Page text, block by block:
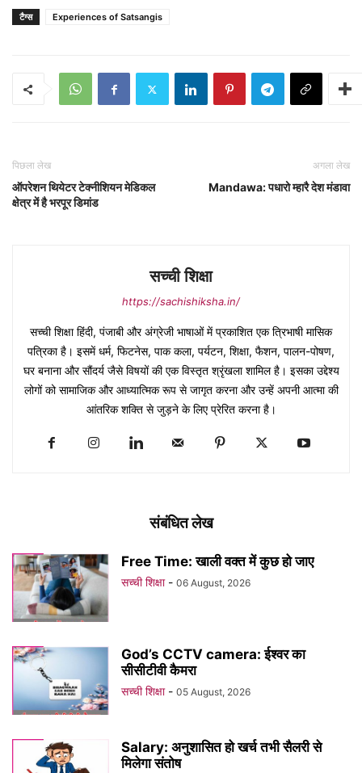
टैग्स Experiences of Satsangis
पिछला लेख
ऑपरेशन थियेटर टेक्नीशियन मेडिकल
क्षेत्र में है भरपूर डिमांड
अगला लेख
Mandawa: पधारो म्हारै देश मंडावा
सच्ची शिक्षा
https://sachishiksha.in/
सच्ची शिक्षा हिंदी, पंजाबी और अंग्रेजी भाषाओं में प्रकाशित एक त्रिभाषी मासिक
पत्रिका है। इसमें धर्म, फिटनेस, पाक कला, पर्यटन, शिक्षा, फैशन, पालन-पोषण,
घर बनाना और सौंदर्य जैसे विषयों की एक विस्तृत श्रृंखला शामिल है। इसका उद्देश्य
लोगों को सामाजिक और आध्यात्मिक रूप से जागृत करना और उन्हें अपनी आत्मा की
आंतरिक शक्ति से जुड़ने के लिए प्रेरित करना है।
संबंधित लेख
Free Time: खाली वक्त में कुछ हो जाए
सच्ची शिक्षा - 06 August, 2026
God’s CCTV camera: ईश्वर का
सीसीटीवी कैमरा
सच्ची शिक्षा - 05 August, 2026
Salary: अनुशासित हो खर्च तभी सैलरी से
मिलेगा संतोष